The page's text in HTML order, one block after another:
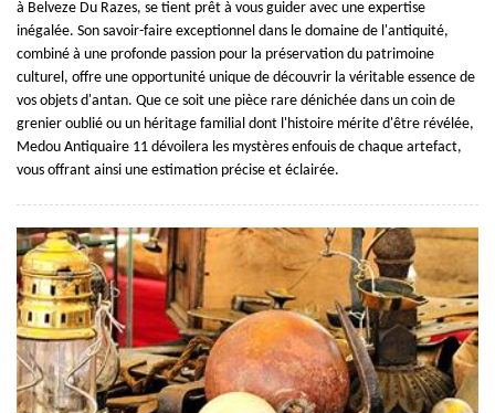
à Belveze Du Razes, se tient prêt à vous guider avec une expertise
inégalée. Son savoir-faire exceptionnel dans le domaine de l'antiquité,
combiné à une profonde passion pour la préservation du patrimoine
culturel, offre une opportunité unique de découvrir la véritable essence de
vos objets d'antan. Que ce soit une pièce rare dénichée dans un coin de
grenier oublié ou un héritage familial dont l'histoire mérite d'être révélée,
Medou Antiquaire 11 dévoilera les mystères enfouis de chaque artefact,
vous offrant ainsi une estimation précise et éclairée.